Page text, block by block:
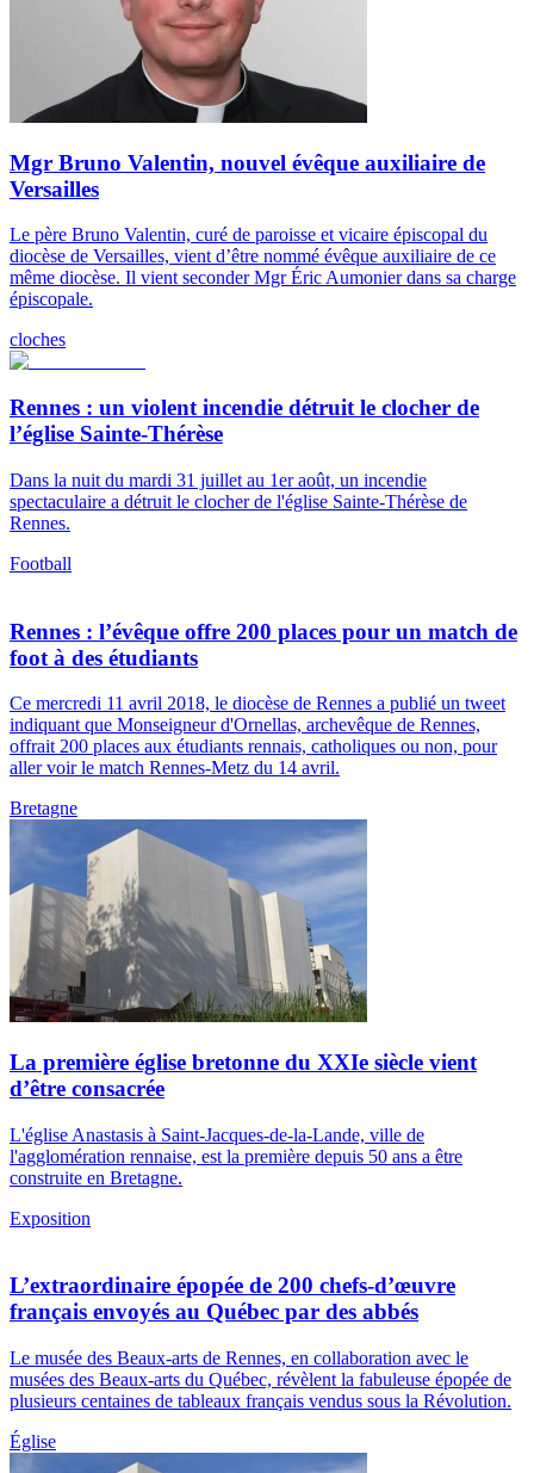
Mgr Bruno Valentin, nouvel évêque auxiliaire de
Versailles
Le père Bruno Valentin, curé de paroisse et vicaire épiscopal du
diocèse de Versailles, vient d’être nommé évêque auxiliaire de ce
même diocèse. Il vient seconder Mgr Éric Aumonier dans sa charge
épiscopale.
cloches
Rennes : un violent incendie détruit le clocher de
l’église Sainte-Thérèse
Dans la nuit du mardi 31 juillet au 1er août, un incendie
spectaculaire a détruit le clocher de l'église Sainte-Thérèse de
Rennes.
Football
Rennes : l’évêque offre 200 places pour un match de
foot à des étudiants
Ce mercredi 11 avril 2018, le diocèse de Rennes a publié un tweet
indiquant que Monseigneur d'Ornellas, archevêque de Rennes,
offrait 200 places aux étudiants rennais, catholiques ou non, pour
aller voir le match Rennes-Metz du 14 avril.
Bretagne
La première église bretonne du XXIe siècle vient
d’être consacrée
L'église Anastasis à Saint-Jacques-de-la-Lande, ville de
l'agglomération rennaise, est la première depuis 50 ans a être
construite en Bretagne.
Exposition
L’extraordinaire épopée de 200 chefs-d’œuvre
français envoyés au Québec par des abbés
Le musée des Beaux-arts de Rennes, en collaboration avec le
musées des Beaux-arts du Québec, révèlent la fabuleuse épopée de
plusieurs centaines de tableaux français vendus sous la Révolution.
Église